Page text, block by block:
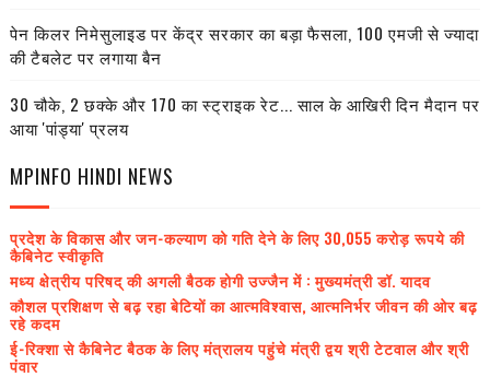
पेन किलर निमेसुलाइड पर केंद्र सरकार का बड़ा फैसला, 100 एमजी से ज्यादा
की टैबलेट पर लगाया बैन
30 चौके, 2 छक्के और 170 का स्ट्राइक रेट... साल के आखिरी दिन मैदान पर
आया 'पांड्या' प्रलय
MPINFO HINDI NEWS
प्रदेश के विकास और जन-कल्याण को गति देने के लिए 30,055 करोड़ रूपये की
कैबिनेट स्वीकृति
मध्य क्षेत्रीय परिषद् की अगली बैठक होगी उज्जैन में : मुख्यमंत्री डॉ. यादव
कौशल प्रशिक्षण से बढ़ रहा बेटियों का आत्मविश्वास, आत्मनिर्भर जीवन की ओर बढ़
रहे कदम
ई-रिक्शा से कैबिनेट बैठक के लिए मंत्रालय पहुंचे मंत्री द्वय श्री टेटवाल और श्री
पंवार